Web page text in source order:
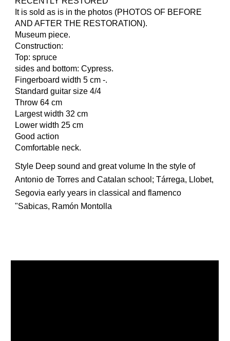
It is sold as is in the photos (PHOTOS OF BEFORE
AND AFTER THE RESTORATION).
Museum piece.
Construction:
Top: spruce
sides and bottom: Cypress.
Fingerboard width 5 cm -.
Standard guitar size 4/4
Throw 64 cm
Largest width 32 cm
Lower width 25 cm
Good action
Comfortable neck.
Style Deep sound and great volume In the style of
Antonio de Torres and Catalan school; Tárrega, Llobet,
Segovia early years in classical and flamenco
"Sabicas, Ramón Montolla